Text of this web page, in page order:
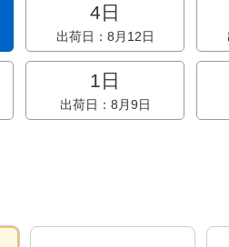
4日
出荷日：8月12日
1日
出荷日：8月9日